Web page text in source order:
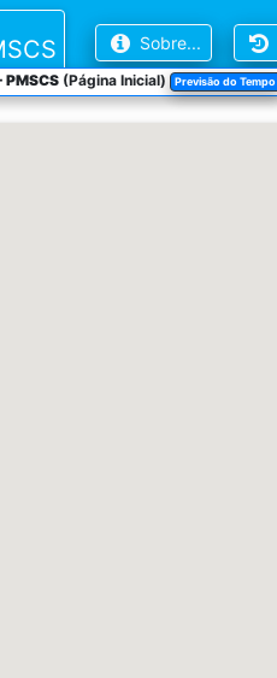
Sobre...
PMSCS(Página Inicial) Previsão do Tempo